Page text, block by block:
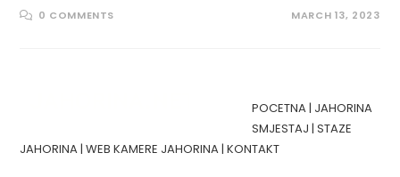
0 COMMENTS MARCH 13, 2023
POCETNA | JAHORINA
SMJESTAJ |STAZE
JAHORINA |WEB KAMERE JAHORINA |KONTAKT